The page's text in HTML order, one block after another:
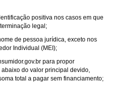
positiva nos casos em que
legal;
de pessoa jurídica, exceto nos
Individual (MEI);
para propor
do valor principal devido,
total a pagar sem financiamento;